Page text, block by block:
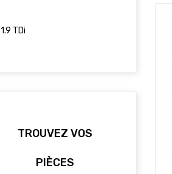
1.9 TDi
TROUVEZ VOS
PIÈCES